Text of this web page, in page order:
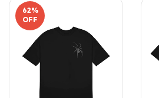
62%
OFF